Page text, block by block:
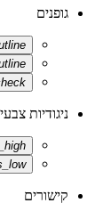
גופנים
ניגודיות
קישורים